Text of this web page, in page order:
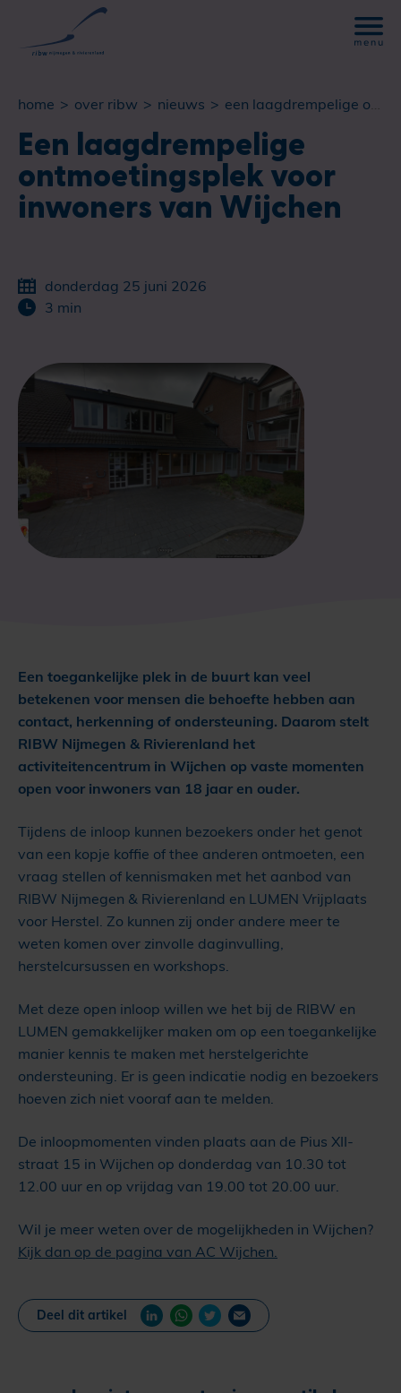
home over ribw nieuws een laagdrempelige ontmoetingsplek voor inwoners van wijchen
Een laagdrempelige
ontmoetingsplek voor
inwoners van Wijchen
donderdag 25 juni 2026
3 min
Een toegankelijke plek in de buurt kan veel
betekenen voor mensen die behoefte hebben aan
contact, herkenning of ondersteuning. Daarom stelt
RIBW Nijmegen & Rivierenland het
activiteitencentrum in Wijchen op vaste momenten
open voor inwoners van 18 jaar en ouder.
Tijdens de inloop kunnen bezoekers onder het genot
van een kopje koffie of thee anderen ontmoeten, een
vraag stellen of kennismaken met het aanbod van
RIBW Nijmegen & Rivierenland en LUMEN Vrijplaats
voor Herstel. Zo kunnen zij onder andere meer te
weten komen over zinvolle daginvulling,
herstelcursussen en workshops.
Met deze open inloop willen we het bij de RIBW en
LUMEN gemakkelijker maken om op een toegankelijke
manier kennis te maken met herstelgerichte
ondersteuning. Er is geen indicatie nodig en bezoekers
hoeven zich niet vooraf aan te melden.
De inloopmomenten vinden plaats aan de Pius XII-
straat 15 in Wijchen op donderdag van 10.30 tot
12.00 uur en op vrijdag van 19.00 tot 20.00 uur.
Wil je meer weten over de mogelijkheden in Wijchen?
Kijk dan op de pagina van AC Wijchen.
Deel dit artikel